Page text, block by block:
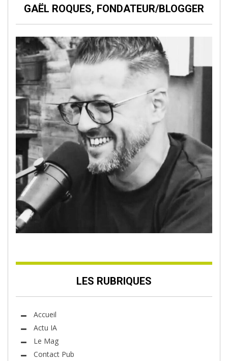
GAËL ROQUES, FONDATEUR/BLOGGER
LES RUBRIQUES
Accueil
Actu IA
Le Mag
Contact Pub